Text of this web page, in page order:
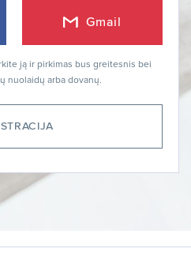
Gmail
ją ir pirkimas bus greitesnis bei
nuolaidų arba dovanų.